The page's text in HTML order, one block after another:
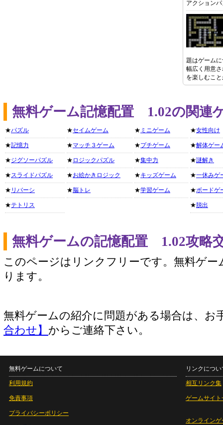
アクション
題はゲーム
幅広く用意
を楽しむこ
無料ゲーム記憶配置 1.02の関連
★パズル
★記憶力
★ジグソーパズル
★スライドパズル
★ リバーシ
★テトリス
★セイムゲーム
★マッチ３ゲーム
★ ロジックパズル
★お絵かきロジック
★脳トレ
★ ミニゲーム
★プチゲーム
★集中力
★キッズゲーム
★学習ゲーム
★女性向け
★解体ゲー
★謎解き
★一休みゲ
★ボードゲ
★ 脱出
無料ゲームの記憶配置 1.02攻略
このページはリンクフリーです。無料ゲー
ります。
無料ゲームの紹介に問題がある場合は、お
合わせ】 からご連絡下さい。
無料ゲームについて
利用規約
免責事項
プライバシーポリシー
リンクについ
相互リンク集
ゲームサイト
オンラインゲ